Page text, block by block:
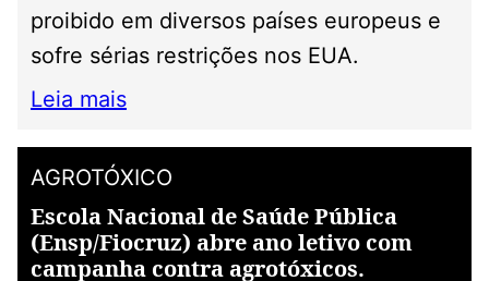
proibido em diversos países europeus e
sofre sérias restrições nos EUA.
Leia mais
AGROTÓXICO
Escola Nacional de Saúde Pública
(Ensp/Fiocruz) abre ano letivo com
campanha contra agrotóxicos.